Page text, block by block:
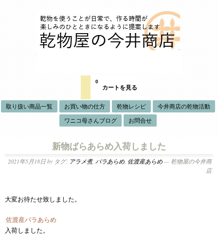
カートを見る
0
取り扱い商品一覧 お買い物の仕方 乾物レシピ 今井商店の乾物活動
ワニコ母さんブログ お問合せ
新物ばらあらめ入荷しました
2021年5月18日by タグ: アラメ煮, バラあらめ 佐渡産あらめ— 乾物屋の今井商
店
大変お待たせ致しました。
佐渡産バラあらめ
入荷しました。